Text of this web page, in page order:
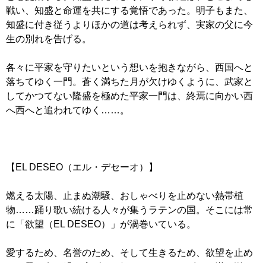
戦い、知盛と命運を共にする覚悟であった。明子もまた、
知盛に付き従うよりほかの道は考えられず、実家の父に今
生の別れを告げる。
各々に平家を守りたいという想いを抱きながら、西国へと
落ちてゆく一門。蒼く満ちた月が欠けゆくように、武家と
してかつてない隆盛を極めた平家一門は、終焉に向かい西
へ西へと追われてゆく……。
【EL DESEO（エル・デセーオ）】
燃える太陽、止まぬ潮騒、おしゃべりを止めない熱帯植
物……踊り歌い続ける人々が集うラテンの国。そこには常
に「欲望（EL DESEO）」が渦巻いている。
愛するため、名誉のため、そして生きるため、欲望を止め